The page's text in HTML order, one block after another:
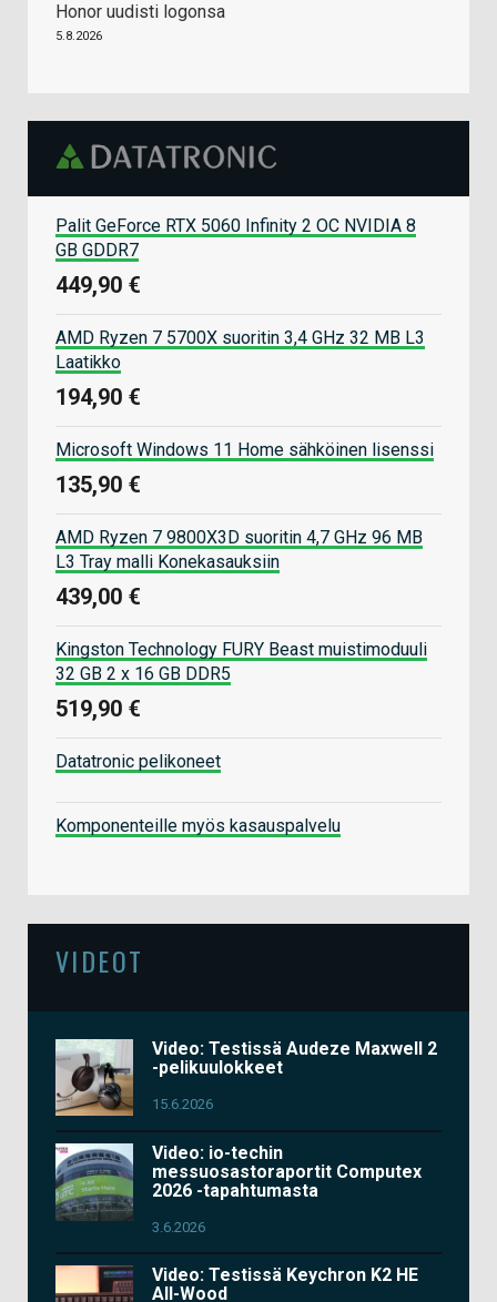
Honor uudisti logonsa
5.8.2026
Palit GeForce RTX 5060 Infinity 2 OC NVIDIA 8
GB GDDR7
449,90 €
AMD Ryzen 7 5700X suoritin 3,4 GHz 32 MB L3
Laatikko
194,90 €
Microsoft Windows 11 Home sähköinen lisenssi
135,90 €
AMD Ryzen 7 9800X3D suoritin 4,7 GHz 96 MB
L3 Tray malli Konekasauksiin
439,00 €
Kingston Technology FURY Beast muistimoduuli
32 GB 2 x 16 GB DDR5
519,90 €
Datatronic pelikoneet
Komponenteille myös kasauspalvelu
VIDEOT
Video: Testissä Audeze Maxwell 2
-pelikuulokkeet
15.6.2026
Video: io-techin
messuosastoraportit Computex
2026 -tapahtumasta
3.6.2026
Video: Testissä Keychron K2 HE
All-Wood